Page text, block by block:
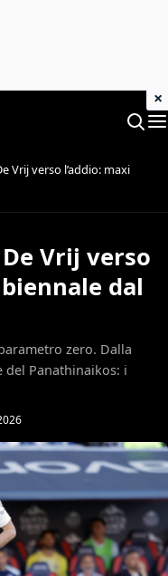
Vrij verso l’addio: maxi
Vrij verso
dal
zero. Dalla
del Panathinaikos: i
×